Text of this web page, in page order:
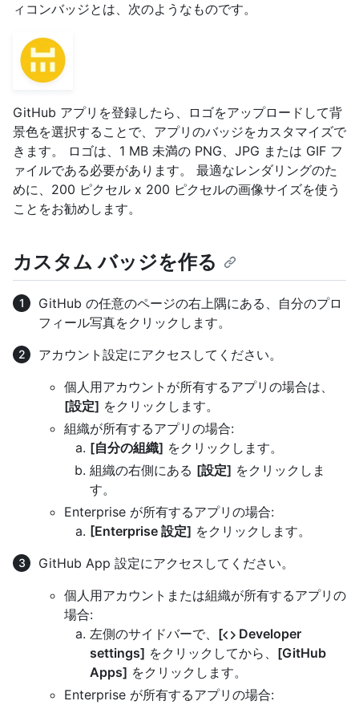
ィコンバッジとは、次のようなものです。
GitHub アプリを登録したら、ロゴをアップロードして背
景色を選択することで、アプリのバッジをカスタマイズで
きます。 ロゴは、1 MB 未満の PNG、JPG または GIF フ
ァイルである必要があります。 最適なレンダリングのた
めに、200 ピクセル x 200 ピクセルの画像サイズを使う
ことをお勧めします。
カスタム バッジを作る
GitHub の任意のページの右上隅にある、自分のプロ
フィール写真をクリックします。
アカウント設定にアクセスしてください。
個人用アカウントが所有するアプリの場合は、
[設定] をクリックします。
組織が所有するアプリの場合:
[自分の組織] をクリックします。
組織の右側にある [設定] をクリックしま
す。
Enterprise が所有するアプリの場合:
[Enterprise 設定] をクリックします。
GitHub App 設定にアクセスしてください。
個人用アカウントまたは組織が所有するアプリの
場合:
左側のサイドバーで、 [
Developer
settings] をクリックしてから、 [GitHub
Apps] をクリックします。
Enterprise が所有するアプリの場合: